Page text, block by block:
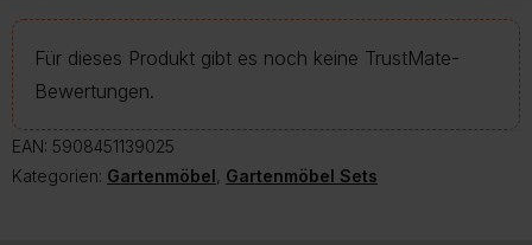
Für dieses Produkt gibt es noch keine TrustMate-
Bewertungen.
EAN: 5908451139025
Kategorien: Gartenmöbel, Gartenmöbel Sets